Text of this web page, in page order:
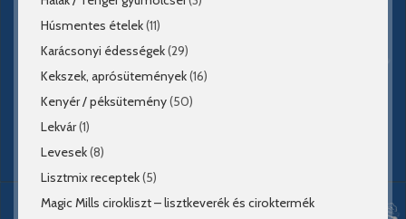
Húsmentes ételek(11)
Karácsonyi édességek(29)
Kekszek, aprósütemények(16)
Kenyér / péksütemény(50)
Lekvár(1)
Levesek(8)
Lisztmix receptek(5)
Magic Mills cirokliszt – lisztkeverék és ciroktermék